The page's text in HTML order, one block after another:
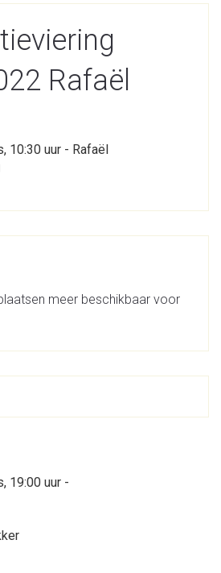
Rafaël
10:30 uur - Rafaël
meer beschikbaar voor
19:00 uur -